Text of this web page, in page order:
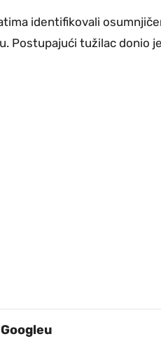
identifikovali
Postupajući tužilac donio